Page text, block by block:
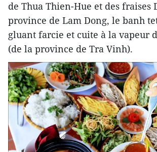
de Thua Thien-Hue et des fraises
province de Lam Dong, le banh
gluant farcie et cuite à la vapeur
(de la province de Tra Vinh).